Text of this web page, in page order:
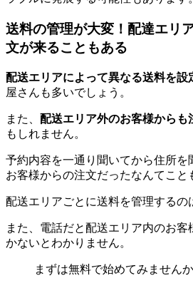
送料の管理が大変！配達エリ
文が来ることもある
配送エリアによって異なる送料を設
屋さんも多いでしょう。
また、 配送エリア外のお客様からも
もしれません。
予約内容を一通り聞いてから住所を
お客様からの注文だったなんてこと
配送エリアごとに送料を管理するの
また、電話だと配送エリア内のお客
かないとわかりません。
まずは無料で始めてみません